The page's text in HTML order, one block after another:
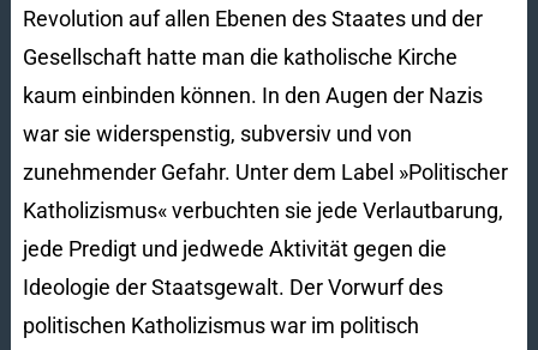
Revolution auf allen Ebenen des Staates und der
Gesellschaft hatte man die katholische Kirche
kaum einbinden können. In den Augen der Nazis
war sie widerspenstig, subversiv und von
zunehmender Gefahr. Unter dem Label »Politischer
Katholizismus« verbuchten sie jede Verlautbarung,
jede Predigt und jedwede Aktivität gegen die
Ideologie der Staatsgewalt. Der Vorwurf des
politischen Katholizismus war im politisch